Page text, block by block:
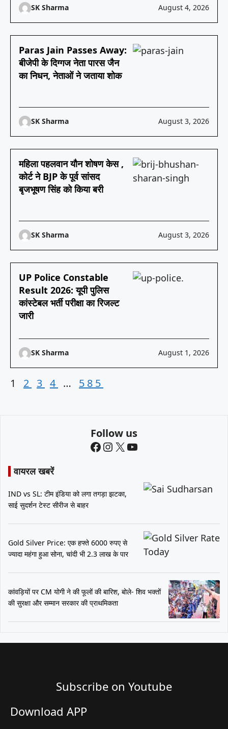
SK Sharma August 4, 2026
Paras Jain Passes Away:
बीजेपी के दिग्गज नेता पारस जैन
का निधन, नेताओं ने जताया शोक
SK Sharma August 3, 2026
महिला पहलवान यौन शोषण केस ,
कोर्ट ने BJP के पूर्व सांसद
बृजभूषण सिंह को किया बरी
SK Sharma August 3, 2026
UP Police Constable
Result 2026: यूपी पुलिस
कांस्टेबल भर्ती परीक्षा का रिजल्ट
जारी
SK Sharma August 1, 2026
1 2 3 4 … 585
Follow us
Facebook
Instagram
X YouTube
वायरल खबरें
IND vs SL: टीम इंडिया को लगा तगड़ा झटका,
साई सुदर्शन टेस्ट सीरीज से बाहर
Gold Silver Price: एक हफ्ते 6000 रुपए से
ज्यादा महंगा हुआ सोना, चांदी भी 2.3 लाख के पार
कांवड़ियों पर CM योगी ने की फूलों की बारिश, बोले- शिव भक्तों
की सुरक्षा और सम्मान सरकार की प्राथमिकता
Subscribe on Youtube​
Download APP